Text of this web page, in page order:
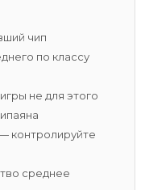
чип
по классу
не для этого
контролируйте
среднее